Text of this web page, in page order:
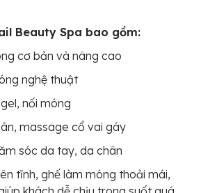
Beauty Spa bao gồm:
cơ bản và nâng cao
nghệ thuật
nối móng
massage cổ vai gáy
sóc da tay, da chân
tĩnh, ghế làm móng thoải mái,